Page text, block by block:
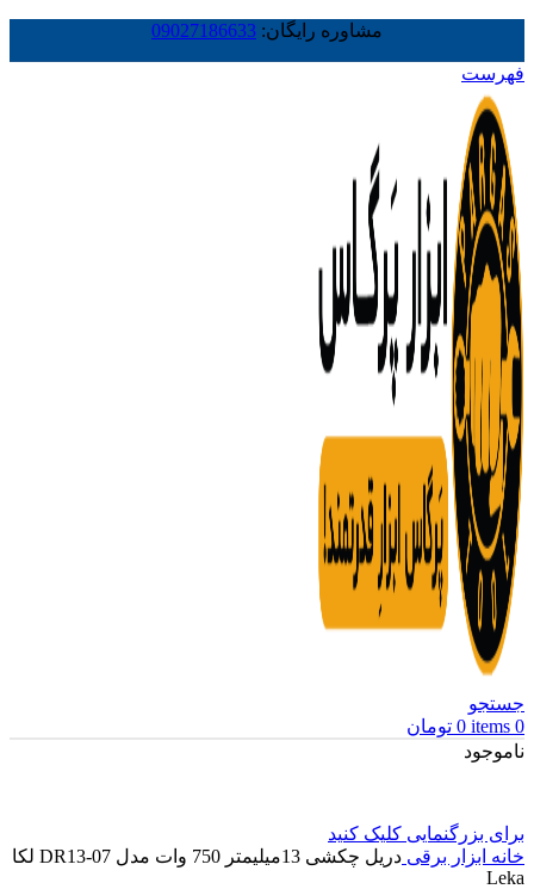
مشاوره رایگان: 09027186633
فهرست
جستجو
0
items
0 تومان
ناموجود
برای بزرگنمایی کلیک کنید
خانه ابزار برقی
دریل چکشی 13میلیمتر 750 وات مدل DR13-07 لکا
Leka